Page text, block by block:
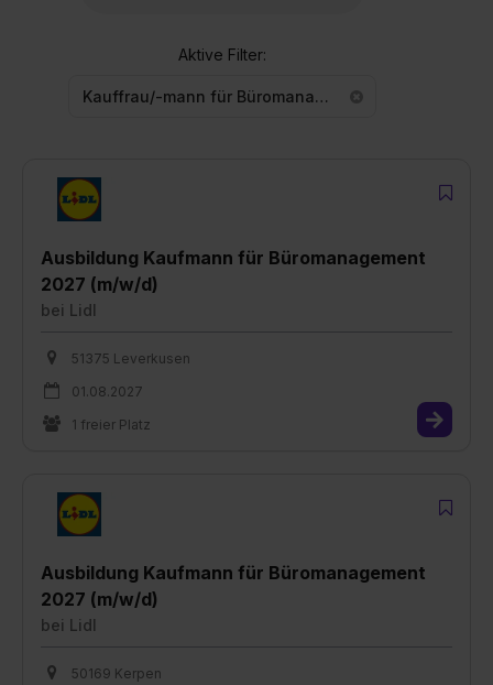
Aktive Filter:
Kauffrau/-mann für Büromanagement
Ausbildung Kaufmann für Büromanagement
2027 (m/w/d)
bei Lidl
51375 Leverkusen
01.08.2027
1 freier Platz
Ausbildung Kaufmann für Büromanagement
2027 (m/w/d)
bei Lidl
50169 Kerpen